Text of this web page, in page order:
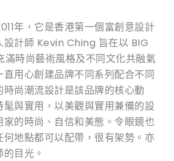
年，它是香港第一個富創意設計
設計師 Kevin Ching 旨在以 BIG
滿時尚藝術風格及不同文化共融氣
用心創建品牌不同系列配合不同
尚潮流設計是該品牌的核心動
與實用，以美觀與實用兼備的設
的時尚、自信和美態。令眼鏡也
地點都可以配帶，很有架勢。亦
目光。